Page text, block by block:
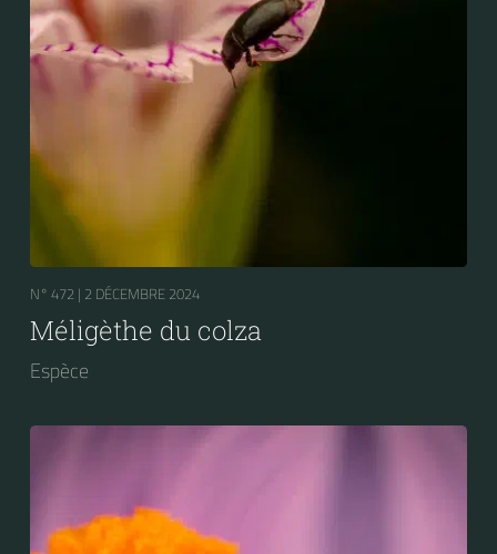
N° 472 | 2 DÉCEMBRE 2024
Méligèthe du colza
Espèce